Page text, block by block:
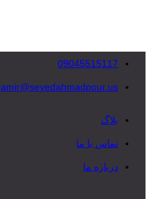
09045515117
amir@seyedahmadpour.us
بلاگ
تماس با ما
درباره ما